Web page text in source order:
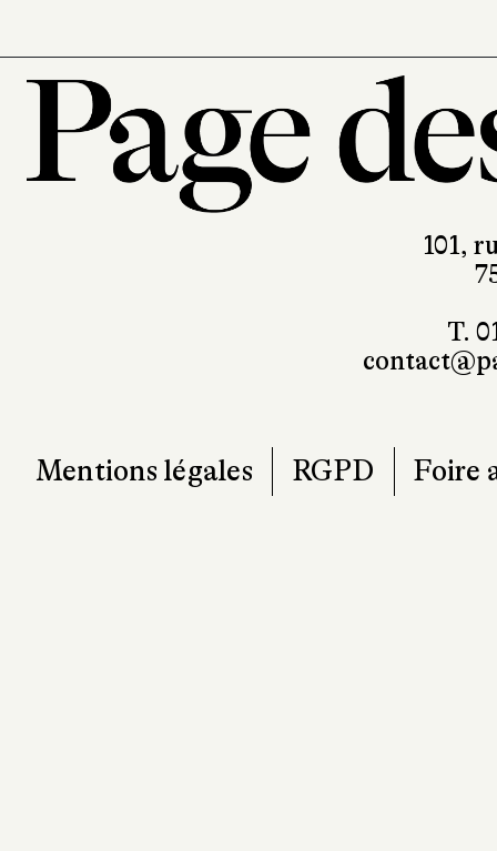
101,
T.
Mentions légales RGPD Foire